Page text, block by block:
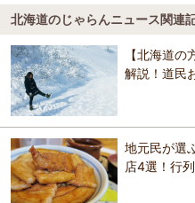
鹿討駅
学田駅
もいわ山ロープウェイ
北海道神宮
二条市場
稚内空港
中標津空港（根室中標津空港
紋別空港（オホーツク紋別空港
礼文空港
小樽・キロロ・積丹
網走・北見・知床
帯広・十勝
洞爺・登別・苫小牧
新富良野プリンスホ
クラブメッド北海道
Hostel TOMAR
富良野ホテル
ホテルムニン富良
新富良野プリンスホ
クラブメッド北海道ト
富良野ホテル
天然温泉 紫雲の湯
インチェーン)
民宿あきば
Ak star ホテル
ふらのガーデンカフェ
5.0
ふらのガーデンカフェ営業のご案
ラづくし」ランチメニューからス
開催します
お
北海道のじゃらんニュース関連
【北海道
解説！道民
地元民が選
店4選！行